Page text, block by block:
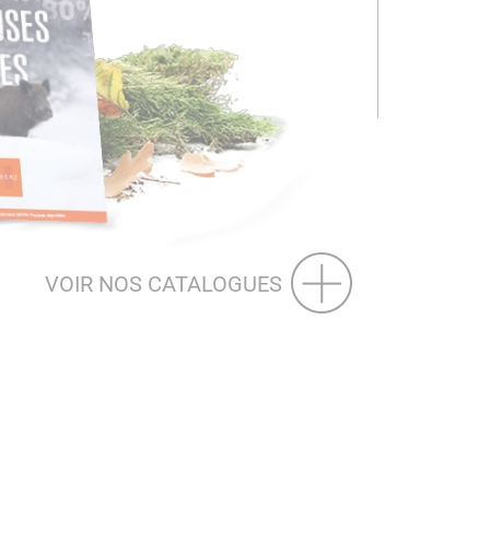
VOIR NOS CATALOGUES